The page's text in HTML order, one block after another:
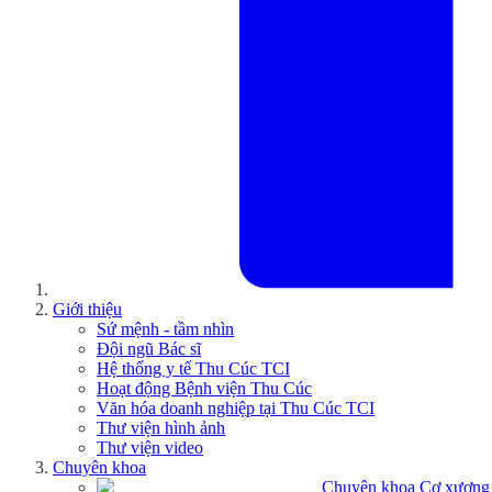
Giới thiệu
Sứ mệnh - tầm nhìn
Đội ngũ Bác sĩ
Hệ thống y tế Thu Cúc TCI
Hoạt động Bệnh viện Thu Cúc
Văn hóa doanh nghiệp tại Thu Cúc TCI
Thư viện hình ảnh
Thư viện video
Chuyên khoa
Chuyên khoa Cơ